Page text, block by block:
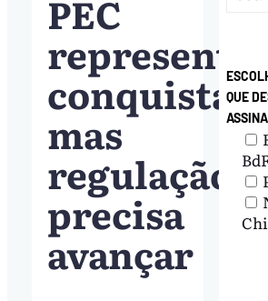
PEC
representou
conquista,
mas
regulação
precisa
avançar
QUE